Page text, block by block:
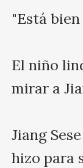
"Está
El niño
mirar a
Jiang
hizo para